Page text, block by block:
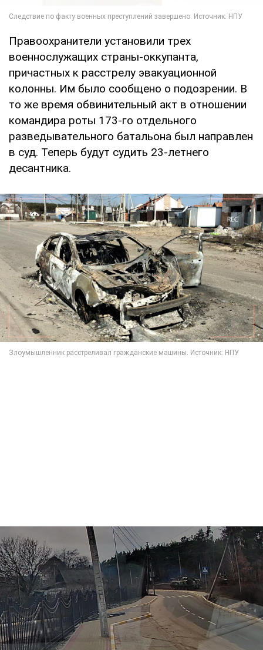
Правоохранители установили трех
военнослужащих страны-оккупанта,
причастных к расстрелу эвакуационной
колонны. Им было сообщено о подозрении. В
то же время обвинительный акт в отношении
командира роты 173-го отдельного
разведывательного батальона был направлен
в суд. Теперь будут судить 23-летнего
десантника.